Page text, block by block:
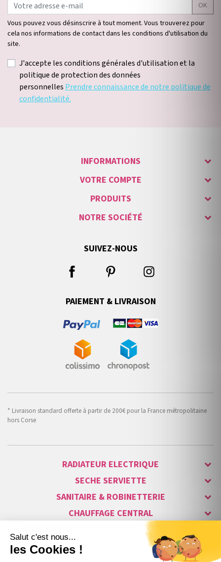
OK
Vous pouvez vous désinscrire à tout moment. Vous trouverez pour
cela nos informations de contact dans les conditions d'utilisation du
site.
J'accepte les conditions générales d'utilisation et la
politique de protection des données
personnelles Prendre connaissance de notre politique de
confidentialité.
INFORMATIONS
VOTRE COMPTE
PRODUITS
NOTRE SOCIÉTÉ
SUIVEZ-NOUS
PAIEMENT & LIVRAISON
* Livraison standard offerte à partir de 200€ pour la France métropolitaine
hors Corse
RADIATEUR ELECTRIQUE
SECHE SERVIETTE
SANITAIRE & ROBINETTERIE
CHAUFFAGE CENTRAL
ALARME & SÉCURITÉ
MAISON CONNECTÉE